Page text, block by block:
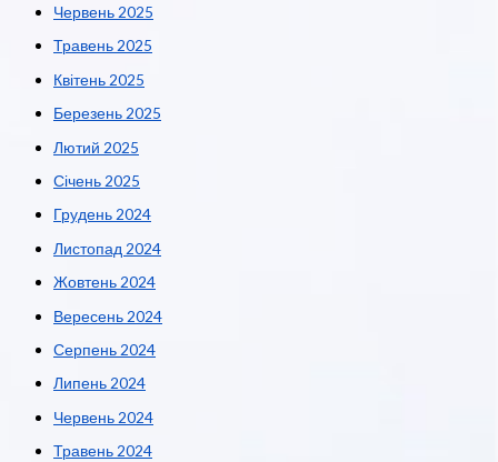
Червень 2025
Травень 2025
Квітень 2025
Березень 2025
Лютий 2025
Січень 2025
Грудень 2024
Листопад 2024
Жовтень 2024
Вересень 2024
Серпень 2024
Липень 2024
Червень 2024
Травень 2024